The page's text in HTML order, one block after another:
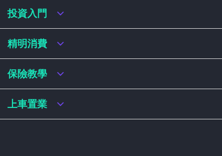
虛擬銀行銀扣賬卡 / 信用卡
虛擬銀行貸款
私人貸款年利率比較
網上即批貸款
結餘轉戶
稅務貸款
財務公司貸款
投資入門
港股戶口收費及迎新優惠
基金平台比較
買加密貨幣教學
精明消費
網購信用卡
飛行里數信用卡
學生信用卡
保險教學
買保險基本概念
上車置業